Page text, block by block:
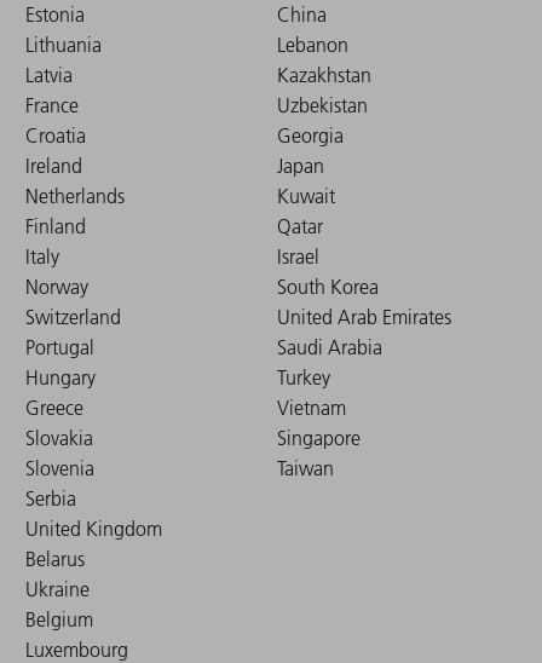
Estonia
Lithuania
Latvia
France
Croatia
Ireland
Netherlands
Finland
Italy
Norway
Switzerland
Portugal
Hungary
Greece
Slovakia
Slovenia
Serbia
United Kingdom
Belarus
Ukraine
Belgium
Luxembourg
China
Lebanon
Kazakhstan
Uzbekistan
Georgia
Japan
Kuwait
Qatar
Israel
South Korea
United Arab Emirates
Saudi Arabia
Turkey
Vietnam
Singapore
Taiwan